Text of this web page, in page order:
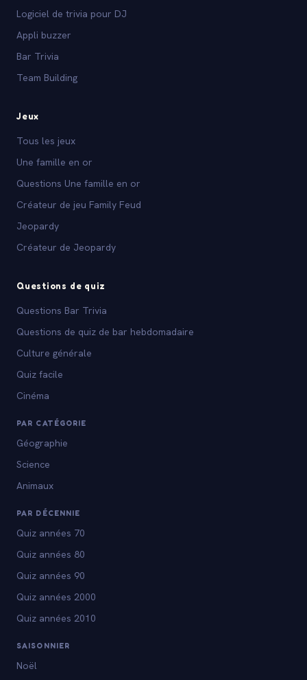
Logiciel de trivia pour DJ
Appli buzzer
Bar Trivia
Team Building
Jeux
Tous les jeux
Une famille en or
Questions Une famille en or
Créateur de jeu Family Feud
Jeopardy
Créateur de Jeopardy
Questions de quiz
Questions Bar Trivia
Questions de quiz de bar hebdomadaire
Culture générale
Quiz facile
Cinéma
PAR CATÉGORIE
Géographie
Science
Animaux
PAR DÉCENNIE
Quiz années 70
Quiz années 80
Quiz années 90
Quiz années 2000
Quiz années 2010
SAISONNIER
Noël